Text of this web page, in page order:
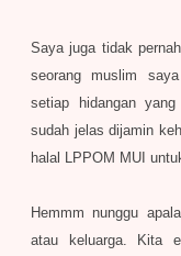
Saya juga tidak
seorang muslim
setiap hidangan
sudah jelas dijamin
halal LPPOM MUI u
Hemmm nunggu
atau keluarga. Kita